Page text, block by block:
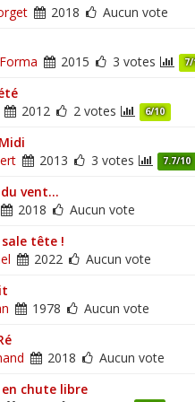
2018
Aucun vote
2015 3 votes 7/
2012 2 votes 6/10
2013 3 votes 7.7/10
vent...
2018
Aucun vote
tête !
2022
Aucun vote
1978
Aucun vote
2018
Aucun vote
chute libre